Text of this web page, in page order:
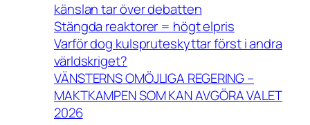
känslan tar över debatten
Stängda reaktorer = högt elpris
Varför dog kulspruteskyttar först i andra
världskriget?
VÄNSTERNS OMÖJLIGA REGERING –
MAKTKAMPEN SOM KAN AVGÖRA VALET
2026